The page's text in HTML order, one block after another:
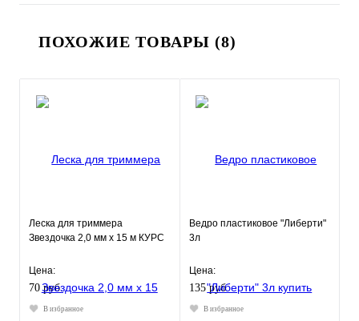
ПОХОЖИЕ ТОВАРЫ (8)
Леска для триммера
Звездочка 2,0 мм х 15 м КУРС
Цена:
70 руб.
В избранное
Ведро пластиковое "Либерти"
3л
Цена:
135 руб.
В избранное